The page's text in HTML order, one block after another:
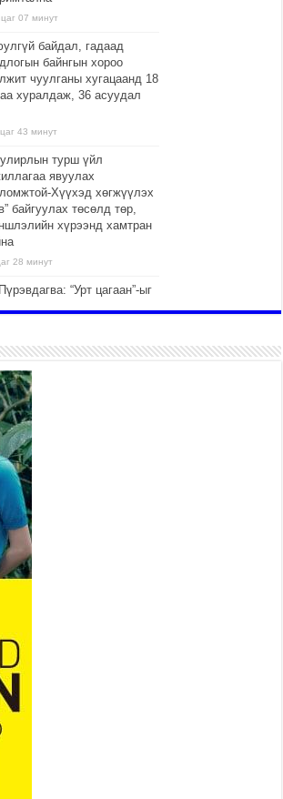
07 минут
байдал, гадаад
байнгын хороо
чуулганы хугацаанд 18
хуралдаж, 36 асуудал
43 минут
улирлын турш үйл
явуулах
Хүүхэд хөгжүүлэх
байгуулах төсөлд төр,
хүрээнд хамтран
28 минут
“Урт цагаан”-ыг
47 минут
замын автобус /BRT/
удирдах хорооны
хуралдаан боллоо
оны 7 сар 21 / 16 цаг 43 минут
сайд Н.Учрал БНХАУ-
Монгол Улсад суугаа
сайд Шэнь
хүлээн авч
39 минут
УЛСТАЙ
АЖИЛЛАГААГ
34 минут
бага сургуульд, 8100
ахлах сургуульд
43 минут
сургууль, цэцэрлэг, зах,
хуваарийг гаргаж,
үүрэг болголоо